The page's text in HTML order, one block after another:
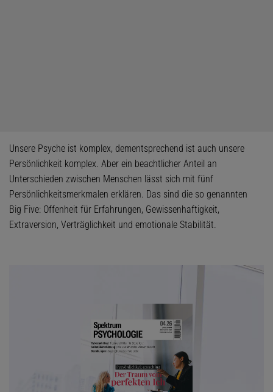
Unsere Psyche ist komplex, dementsprechend ist auch unsere
Persönlichkeit komplex. Aber ein beachtlicher Anteil an
Unterschieden zwischen Menschen lässt sich mit fünf
Persönlichkeitsmerkmalen erklären. Das sind die so genannten
Big Five: Offenheit für Erfahrungen, Gewissenhaftigkeit,
Extraversion, Verträglichkeit und emotionale Stabilität.